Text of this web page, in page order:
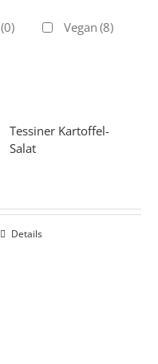
(0) Vegan (8)
Tessiner Kartoffel-
Salat
Details